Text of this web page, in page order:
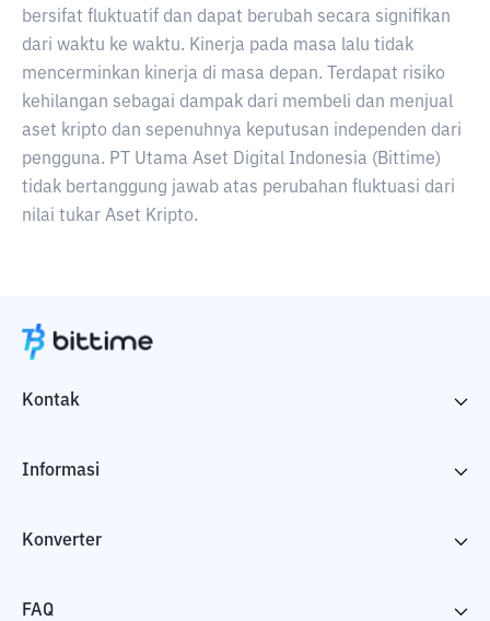
bersifat fluktuatif dan dapat berubah secara signifikan
dari waktu ke waktu. Kinerja pada masa lalu tidak
mencerminkan kinerja di masa depan. Terdapat risiko
kehilangan sebagai dampak dari membeli dan menjual
aset kripto dan sepenuhnya keputusan independen dari
pengguna. PT Utama Aset Digital Indonesia (Bittime)
tidak bertanggung jawab atas perubahan fluktuasi dari
nilai tukar Aset Kripto.
Kontak
Informasi
Konverter
FAQ